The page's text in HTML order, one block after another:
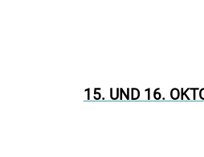
15. UND 16.